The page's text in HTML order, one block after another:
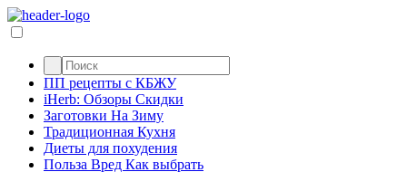
ПП рецепты с КБЖУ
iHerb: Обзоры Скидки
Заготовки На Зиму
Традиционная Кухня
Диеты для похудения
Польза Вред Как выбрать